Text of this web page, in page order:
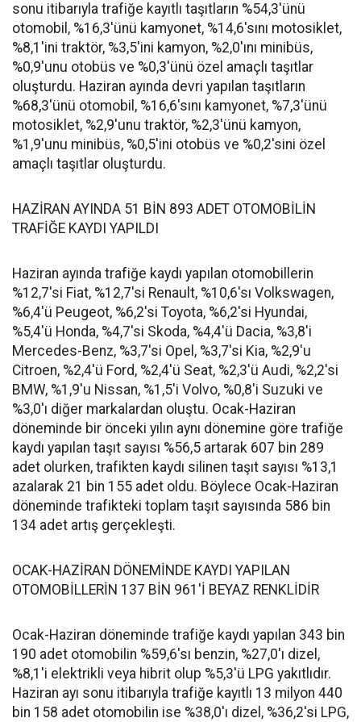
sonu itibarıyla trafiğe kayıtlı taşıtların %54,3'ünü
otomobil, %16,3'ünü kamyonet, %14,6'sını motosiklet,
%8,1'ini traktör, %3,5'ini kamyon, %2,0'ını minibüs,
%0,9'unu otobüs ve %0,3'ünü özel amaçlı taşıtlar
oluşturdu. Haziran ayında devri yapılan taşıtların
%68,3'ünü otomobil, %16,6'sını kamyonet, %7,3'ünü
motosiklet, %2,9'unu traktör, %2,3'ünü kamyon,
%1,9'unu minibüs, %0,5'ini otobüs ve %0,2'sini özel
amaçlı taşıtlar oluşturdu.
HAZİRAN AYINDA 51 BİN 893 ADET OTOMOBİLİN
TRAFİĞE KAYDI YAPILDI
Haziran ayında trafiğe kaydı yapılan otomobillerin
%12,7'si Fiat, %12,7'si Renault, %10,6'sı Volkswagen,
%6,4'ü Peugeot, %6,2'si Toyota, %6,2'si Hyundai,
%5,4'ü Honda, %4,7'si Skoda, %4,4'ü Dacia, %3,8'i
Mercedes-Benz, %3,7'si Opel, %3,7'si Kia, %2,9'u
Citroen, %2,4'ü Ford, %2,4'ü Seat, %2,3'ü Audi, %2,2'si
BMW, %1,9'u Nissan, %1,5'i Volvo, %0,8'i Suzuki ve
%3,0'ı diğer markalardan oluştu. Ocak-Haziran
döneminde bir önceki yılın aynı dönemine göre trafiğe
kaydı yapılan taşıt sayısı %56,5 artarak 607 bin 289
adet olurken, trafikten kaydı silinen taşıt sayısı %13,1
azalarak 21 bin 155 adet oldu. Böylece Ocak-Haziran
döneminde trafikteki toplam taşıt sayısında 586 bin
134 adet artış gerçekleşti.
OCAK-HAZİRAN DÖNEMİNDE KAYDI YAPILAN
OTOMOBİLLERİN 137 BİN 961'İ BEYAZ RENKLİDİR
Ocak-Haziran döneminde trafiğe kaydı yapılan 343 bin
190 adet otomobilin %59,6'sı benzin, %27,0'ı dizel,
%8,1'i elektrikli veya hibrit olup %5,3'ü LPG yakıtlıdır.
Haziran ayı sonu itibarıyla trafiğe kayıtlı 13 milyon 440
bin 158 adet otomobilin ise %38,0'ı dizel, %36,2'si LPG,